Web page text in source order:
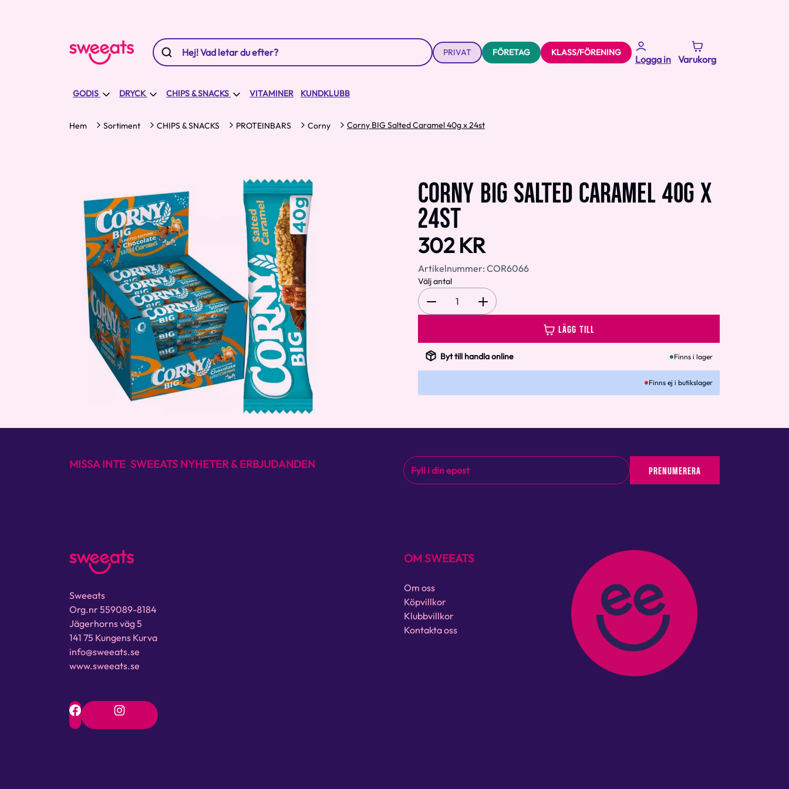
PRIVAT FÖRETAG KLASS/FÖRENING
Logga in Varukorg
GODIS DRYCK CHIPS & SNACKS VITAMINER KUNDKLUBB
Hem Sortiment CHIPS & SNACKS PROTEINBARS Corny Corny BIG Salted Caramel 40g x 24st
CORNY BIG SALTED CARAMEL 40G X
24ST
302 KR
Artikelnummer: COR6066
Välj antal
1
LÄGG TILL
Byt till handla online Finns i lager
Finns ej i butikslager
MISSA INTE SWEEATS NYHETER & ERBJUDANDEN PRENUMERERA
Sweeats
Org.nr 559089-8184
Jägerhorns väg 5
141 75 Kungens Kurva
info@sweeats.se
www.sweeats.se
OM SWEEATS
Om oss
Köpvillkor
Klubbvillkor
Kontakta oss